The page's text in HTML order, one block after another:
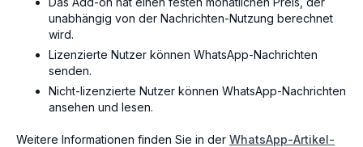
unabhängig von der Nachrichten-Nutzung berechnet
wird.
Lizenzierte Nutzer können WhatsApp-Nachrichten
senden.
Nicht-lizenzierte Nutzer können WhatsApp-Nachrichten
ansehen und lesen.
Weitere Informationen finden Sie in der WhatsApp-Artikel-